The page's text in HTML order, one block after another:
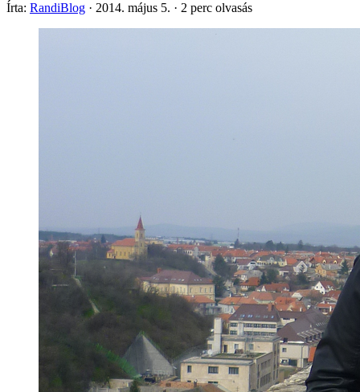
Írta: RandiBlog · 2014. május 5. · 2 perc olvasás